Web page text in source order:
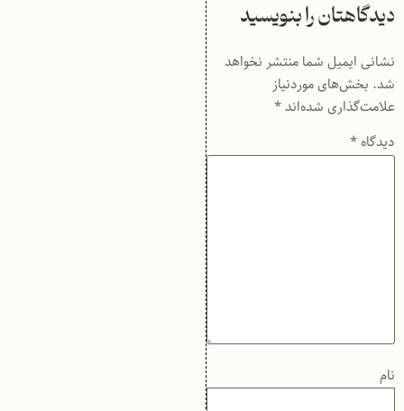
دیدگاهتان را بنویسید
نشانی ایمیل شما منتشر نخواهد
شد. بخش‌های موردنیاز
علامت‌گذاری شده‌اند*
دیدگاه*
نام